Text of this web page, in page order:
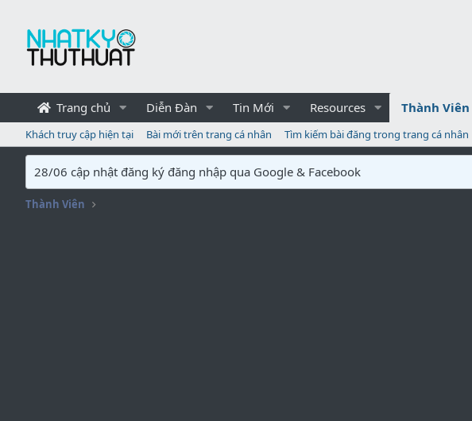
Trang chủ Diễn Đàn Tin Mới Resources Thành Viên
Khách truy cập hiện tại Bài mới trên trang cá nhân Tìm kiếm bài đăng trong trang cá nhân
28/06 cập nhật đăng ký đăng nhập qua Google & Facebook
Thành Viên